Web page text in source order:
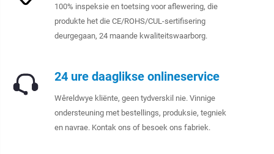
100% inspeksie en toetsing voor aflewering, die
produkte het die CE/ROHS/CUL-sertifisering
deurgegaan, 24 maande kwaliteitswaarborg.
24 ure daaglikse onlineservice
Wêreldwye kliënte, geen tydverskil nie. Vinnige
ondersteuning met bestellings, produksie, tegniek
en navrae. Kontak ons of besoek ons fabriek.